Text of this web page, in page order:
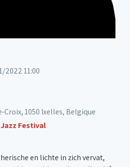
2022 11:00
Croix, 1050 Ixelles, Belgique
Festival
en lichte in zich vervat,